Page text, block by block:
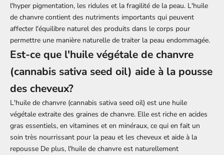
l'hyper pigmentation, les ridules et la fragilité de la peau. L'huile
de chanvre contient des nutriments importants qui peuvent
affecter l'équilibre naturel des produits dans le corps pour
permettre une manière naturelle de traiter la peau endommagée.
Est-ce que l'huile végétale de chanvre
(cannabis sativa seed oil) aide à la pousse
des cheveux?
L'huile de chanvre (cannabis sativa seed oil) est une huile
végétale extraite des graines de chanvre. Elle est riche en acides
gras essentiels, en vitamines et en minéraux, ce qui en fait un
soin très nourrissant pour la peau et les cheveux et aide à la
repousse De plus, l'huile de chanvre est naturellement